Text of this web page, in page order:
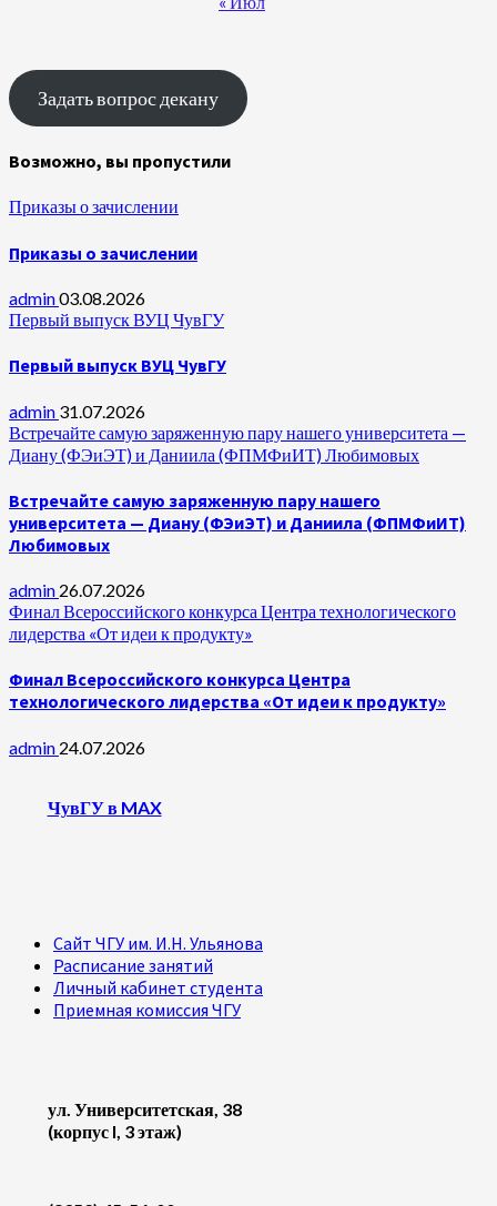
Задать вопрос декану
Возможно, вы пропустили
Приказы о зачислении
Приказы о зачислении
admin03.08.2026
Первый выпуск ВУЦ ЧувГУ
Первый выпуск ВУЦ ЧувГУ
admin 31.07.2026
Встречайте самую заряженную пару нашего университета —
Диану (ФЭиЭТ) и Даниила (ФПМФиИТ) Любимовых
Встречайте самую заряженную пару нашего
университета — Диану (ФЭиЭТ) и Даниила (ФПМФиИТ)
Любимовых
admin 26.07.2026
Финал Всероссийского конкурса Центра технологического
лидерства «От идеи к продукту»
Финал Всероссийского конкурса Центра
технологического лидерства «От идеи к продукту»
admin 24.07.2026
ЧувГУ в MAX
Сайт ЧГУ им. И.Н. Ульянова
Расписание занятий
Личный кабинет студента
Приемная комиссия ЧГУ
ул. Университетская, 38
(корпус I, 3 этаж)